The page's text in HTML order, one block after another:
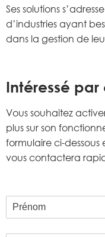
Ses solutions
d’industries ayant
dans la gestion de
Intéressé
Vous souhaitez
plus sur son
formulaire ci-
vous contactera